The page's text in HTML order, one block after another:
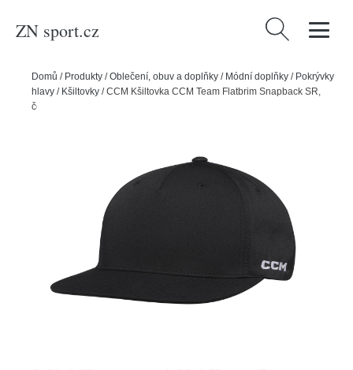
ZN sport.cz Vyhledávání
Domů / Produkty /Oblečení, obuv a doplňky / Módní doplňky / Pokrývky
hlavy / Kšiltovky /CCM Kšiltovka CCM Team Flatbrim Snapback SR,
černá, Senior